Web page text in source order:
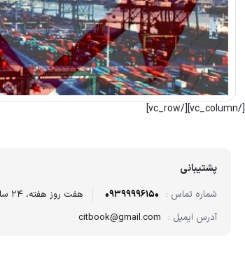
[/vc_column][/vc_row]
پشتیبانی
شماره تماس : 09399996150
هفت روز هفته، ۲۴ ساعت شبانه‌روز پاسخگوی شما هستیم.
آدرس ایمیل : citbook@gmail.com